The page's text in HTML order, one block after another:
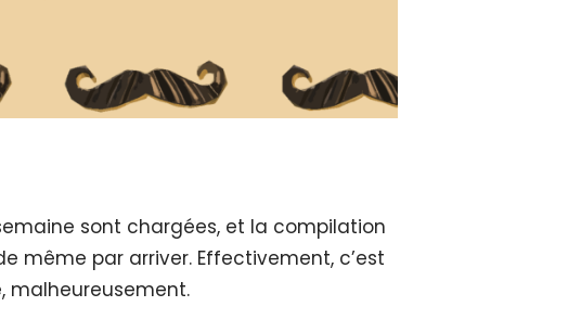
sont chargées, et la compilation
même par arriver. Effectivement, c’est
malheureusement.